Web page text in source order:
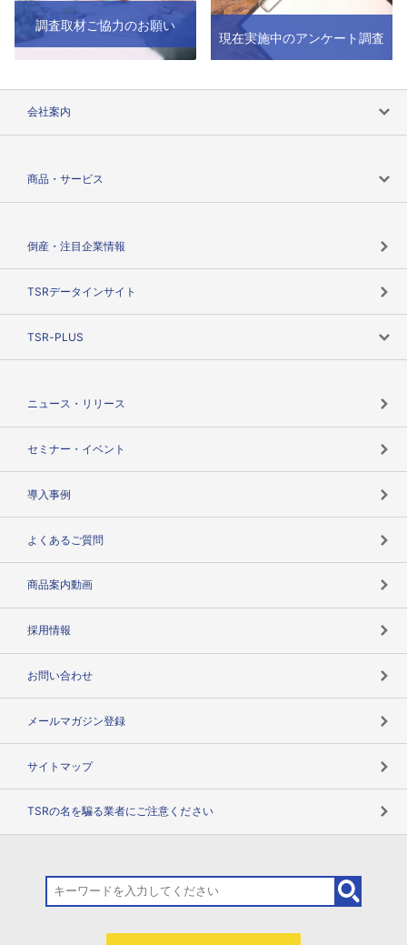
調査取材ご協力のお願い
現在実施中のアンケート調査
会社案内
商品・サービス
倒産・注目企業情報
TSRデータインサイト
TSR-PLUS
ニュース・リリース
セミナー・イベント
導入事例
よくあるご質問
商品案内動画
採用情報
お問い合わせ
メールマガジン登録
サイトマップ
TSRの名を騙る業者にご注意ください